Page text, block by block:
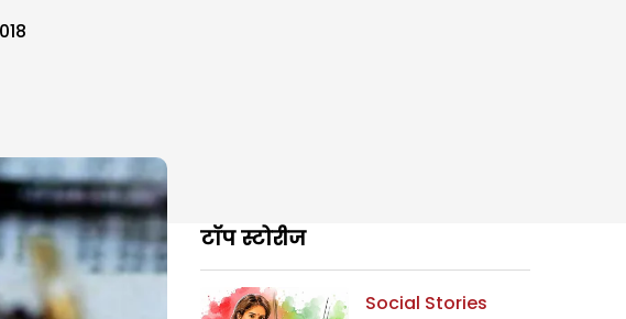
टॉप स्टोरीज
Social Stories